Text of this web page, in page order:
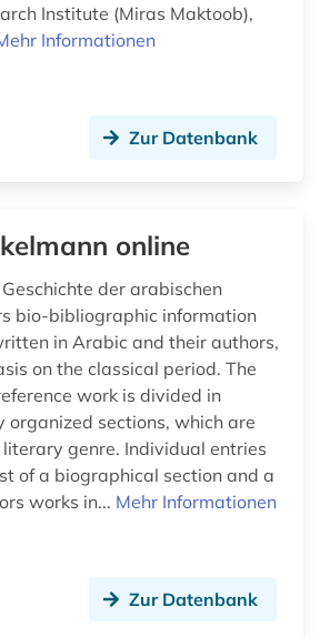
kreuzfahrerstaaten (1)
kulturwissenschaften (1)
Institute (Miras Maktoob),
Informationen
Zur Datenbank
online
der arabischen
bio-bibliographic information
in Arabic and their authors,
on the classical period. The
work is divided in
organized sections, which are
genre. Individual entries
of a biographical section and a
works in... Mehr Informationen
Zur Datenbank